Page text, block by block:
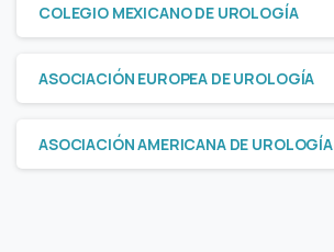
COLEGIO MEXICANO DE UROLOGÍA
ASOCIACIÓN EUROPEA DE UROLOGÍA
ASOCIACIÓN AMERICANA DE UROLOGÍA